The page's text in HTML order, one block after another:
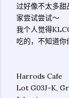
过好像不太多
家尝试尝试～
我个人觉得
吃的，不知道你
Harrods Cafe
Lot G03J-K,